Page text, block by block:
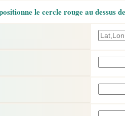
le cercle rouge au dessus